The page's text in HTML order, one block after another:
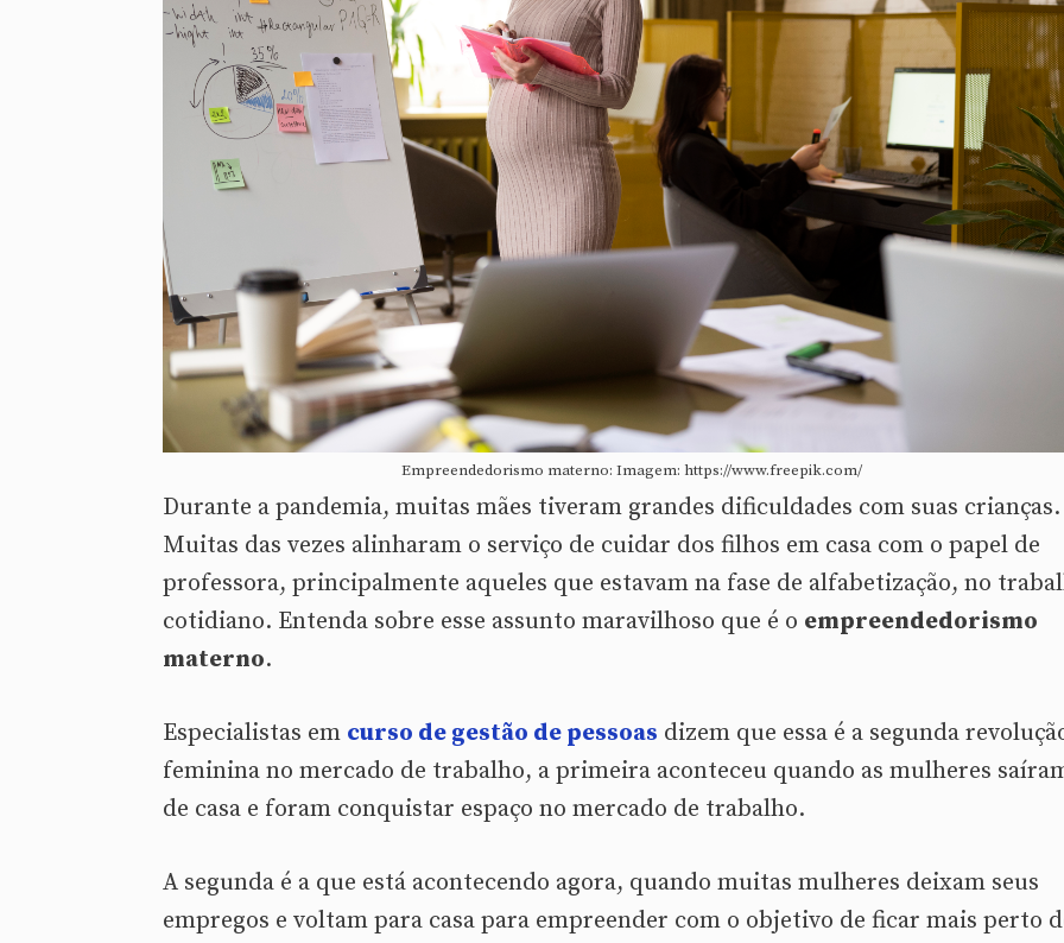
Empreendedorismo materno: Imagem: https://www.freepik.com/
Durante a pandemia, muitas mães tiveram grandes dificuldades com suas crianças.
Muitas das vezes alinharam o serviço de cuidar dos filhos em casa com o papel de
professora, principalmente aqueles que estavam na fase de alfabetização, no
cotidiano. Entenda sobre esse assunto maravilhoso que é o empreendedorismo
materno.
Especialistas em curso de gestão de pessoas dizem que essa é a segunda
feminina no mercado de trabalho, a primeira aconteceu quando as mulheres
de casa e foram conquistar espaço no mercado de trabalho.
A segunda é a que está acontecendo agora, quando muitas mulheres deixam seus
empregos e voltam para casa para empreender com o objetivo de ficar mais perto